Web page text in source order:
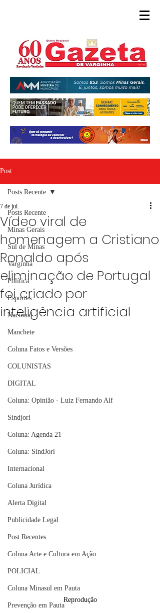
Post
Posts Recente
Minas Gerais
Sul de Minas
Varginha
Política
Esportes
Nacional
Manchete
Coluna Fatos e Versões
COLUNISTAS
DIGITAL
Coluna: Opinião - Luiz Fernando Alf
Sindjori
Coluna: Agenda 21
Coluna: SindJori
Internacional
Coluna Jurídica
Alerta Digital
Publicidade Legal
Post Recentes
Coluna Arte e Cultura em Ação
POLICIAL
Coluna Minasul em Pauta
Prevenção em Pauta
Posts Recente
Vídeo viral de
homenagem a Cristiano
Ronaldo após
eliminação de Portugal
foi criado por
inteligência artificial
7 de jul.
Reprodução